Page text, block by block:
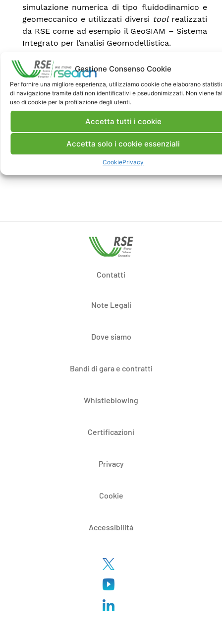
Gestione Consenso Cookie
Per fornire una migliore esperienza, utilizziamo cookie che elaborano
di navigazione tramite dati non identificativi e pseudonimizzati. Non viene
uso di cookie per la profilazione degli utenti.
Accetta tutti i cookie
Accetta solo i cookie essenziali
CookiePrivacy
simulazione numerica di tipo fluidodinamico e
geomeccanico e utilizzati diversi toolrealizzati
da RSE come ad esempio il GeoSIAM – Sistema
Integrato per l’analisi Geomodellistica.
I siti sui quali effettuare i test saranno scelti
nell’ampia area offshore del mare Adriatico che
va da Ancona fino al promontorio del Gargano,
dove ci sono diversi serbatoi a idrocarburi in fase
di produzione e anche diversi impianti.
La presentazione è consultabile sul sito del
Ministero dello Sviluppo Economico:
http://unmig.mise.gov.it/unmig/agenda/
Contatti
Note Legali
Dove siamo
Bandi di gara e contratti
Whistleblowing
Certificazioni
Privacy
Cookie
Accessibilità